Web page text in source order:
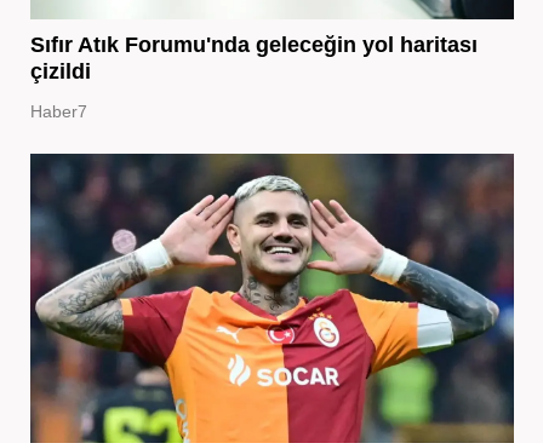
Sıfır Atık Forumu'nda geleceğin yol haritası
çizildi
Haber7